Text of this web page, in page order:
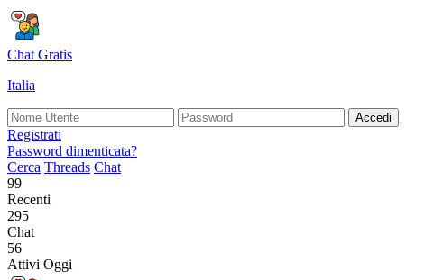
Chat Gratis
Italia
Accedi
Registrati
Password dimenticata?
Cerca Threads Chat
99
Recenti
295
Chat
56
Attivi Oggi